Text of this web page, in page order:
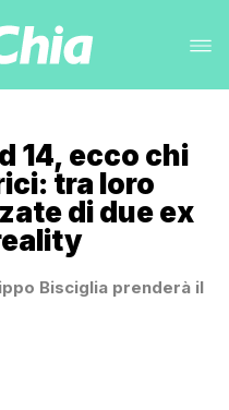
14, ecco chi
tra loro
di due ex
Bisciglia prenderà il